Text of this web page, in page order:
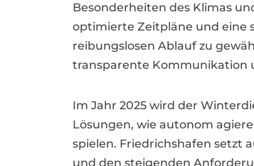
Besonderheiten des Klimas
optimierte Zeitpläne und eine
reibungslosen Ablauf zu
transparente Kommunikation
Im Jahr 2025 wird der
Lösungen, wie autonom
spielen. Friedrichshafen setzt
und den steigenden